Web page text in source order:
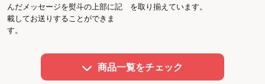
んだメッセージを熨斗の上部に記
載してお送りすることができま
す。
を取り揃えています。
商品一覧をチェック